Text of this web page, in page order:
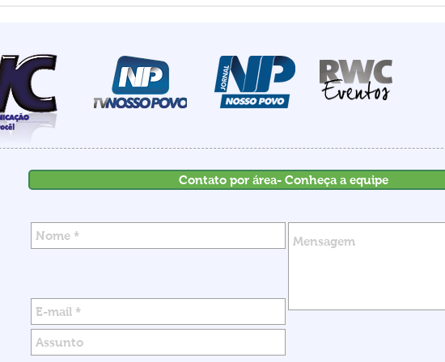
homicídios para o mês de
maio em 18 anos
investimentos até 2030
Contato por área- Conheça a equipe